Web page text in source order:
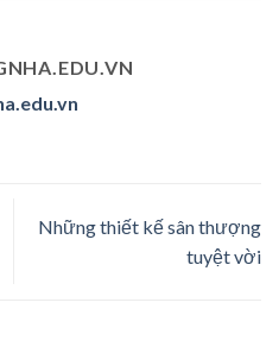
Những thiết kế sân thượng
tuyệt vời